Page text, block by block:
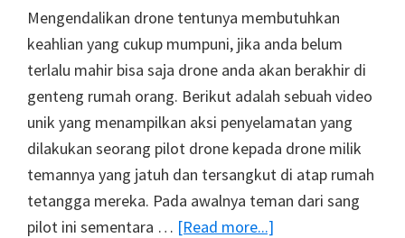
Mengendalikan drone tentunya membutuhkan
keahlian yang cukup mumpuni, jika anda belum
terlalu mahir bisa saja drone anda akan berakhir di
genteng rumah orang. Berikut adalah sebuah video
unik yang menampilkan aksi penyelamatan yang
dilakukan seorang pilot drone kepada drone milik
temannya yang jatuh dan tersangkut di atap rumah
tetangga mereka. Pada awalnya teman dari sang
pilot ini sementara … [Read more...]